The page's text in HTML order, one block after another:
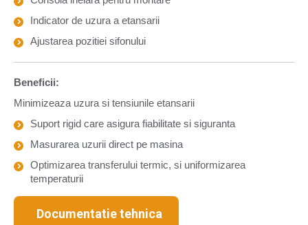
Indicator de uzura a etansarii
Ajustarea pozitiei sifonului
Beneficii:
Minimizeaza uzura si tensiunile etansarii
Suport rigid care asigura fiabilitate si siguranta
Masurarea uzurii direct pe masina
Optimizarea transferului termic, si uniformizarea
temperaturii
Documentatie tehnica